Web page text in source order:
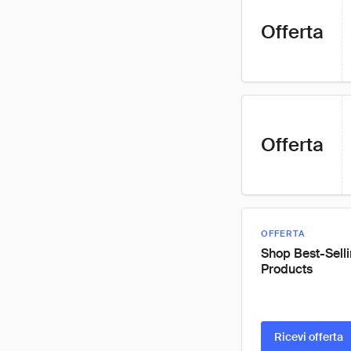
Offerta
Offerta
OFFERTA
Shop Best-
Products
Ricevi offerta